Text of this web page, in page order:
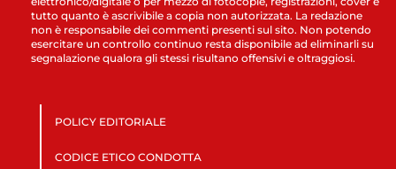
tutto quanto è ascrivibile a copia non autorizzata. La redazione
non è responsabile dei commenti presenti sul sito. Non potendo
esercitare un controllo continuo resta disponibile ad eliminarli su
segnalazione qualora gli stessi risultano offensivi e oltraggiosi.
POLICY EDITORIALE
CODICE ETICO CONDOTTA